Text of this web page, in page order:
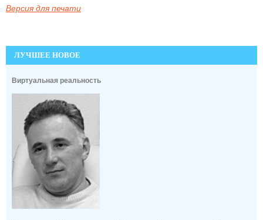
Версия для печати
ЛУЧШЕЕ НОВОЕ
Виртуальная реальность